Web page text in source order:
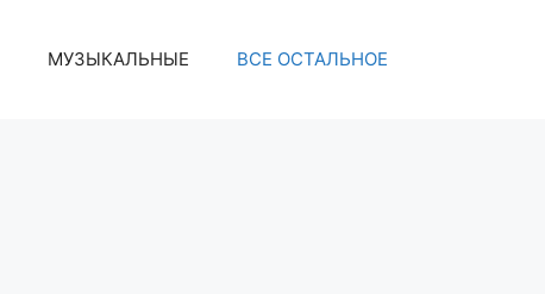
МУЗЫКАЛЬНЫЕ ВСЕ ОСТАЛЬНОЕ